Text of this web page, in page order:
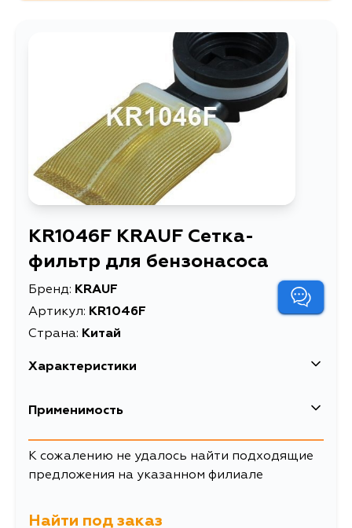
KR1046F KRAUF Сетка-
фильтр для бензонасоса
Бренд: KRAUF
Артикул: KR1046F
Страна: Китай
Характеристики
Описание Сетка-фильтр для бензонасоса
Применимость
Suzuki
Кузов Двигатель
AH64S, AJ14S, AJ64S, AK34S,
К сожалению не удалось найти подходящие
предложения на указанном филиале
Найти под заказ